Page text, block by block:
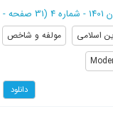
4 (‎31 صفحه -
اسلامی مولفه و شاخص
دانلود